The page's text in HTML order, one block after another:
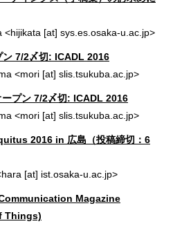
<hijikata [at] sys.es.osaka-u.ac.jp>
7/2〆切: ICADL 2016
<mori [at] slis.tsukuba.ac.jp>
プン 7/2〆切: ICADL 2016
<mori [at] slis.tsukuba.ac.jp>
2016 in 広島（投稿締切：6
[at] ist.osaka-u.ac.jp>
Magazine
Things)